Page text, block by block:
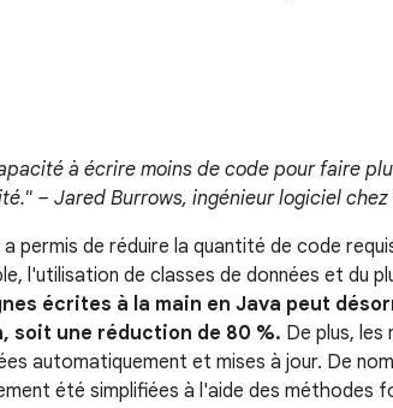
à écrire moins de code pour faire
– Jared Burrows, ingénieur logiciel chez
permis de réduire la quantité de code
l'utilisation de classes de données et du
écrites à la main en Java peut
soit une réduction de 80 %. De plus,
automatiquement et mises à jour. De
été simplifiées à l'aide des méthodes